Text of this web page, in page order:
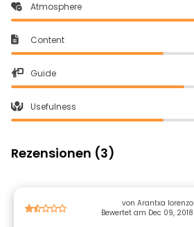
Atmosphere
Content
Guide
Usefulness
Rezensionen (3)
von Arantxa lorenzo
Bewertet am Dec 09, 2018